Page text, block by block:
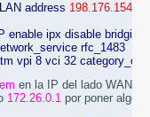
address
enable ipx disable bridging
rfc_1483
vpi 8 vci 32
en la IP del lado WAN
172.26.0.1 por poner algo